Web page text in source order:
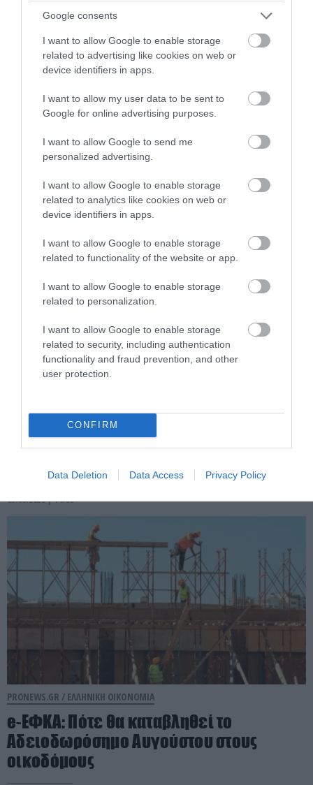
Google consents
I want to allow Google to enable storage
related to advertising like cookies on web or
device identifiers in apps.
I want to allow my user data to be sent to
Google for online advertising purposes.
I want to allow Google to send me
personalized advertising.
I want to allow Google to enable storage
related to analytics like cookies on web or
device identifiers in apps.
I want to allow Google to enable storage
related to functionality of the website or app.
I want to allow Google to enable storage
related to personalization.
I want to allow Google to enable storage
related to security, including authentication
functionality and fraud prevention, and other
user protection.
CONFIRM
Data Deletion Data Access Privacy Policy
PRONEWS.GR /ΕΛΛΗΝΙΚΗ ΟΙΚΟΝΟΜΙΑ
Το αδιέξοδο στην Οικονομία: Οι
εξαγωγές και ο τουρισμός… αυξάνουν το
εισαγωγές!
PRONEWS.GR /ΕΛΛΗΝΙΚΗ ΟΙΚΟΝΟΜΙΑ
Jumbo: Από την εξυπηρέτηση… στη
χρέωση για ένα καρότσι!
05.08.2026 | 14:08
PRONEWS.GR / ΕΛΛΗΝΙΚΗ ΟΙΚΟΝΟΜΙΑ
e-ΕΦΚΑ: Πότε θα καταβληθεί το
Αδειοδωρόσημο Αυγούστου στους
οικοδόμους